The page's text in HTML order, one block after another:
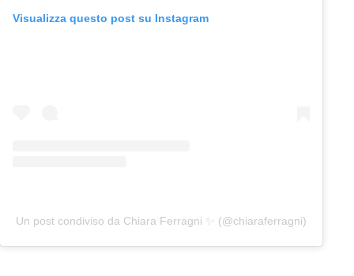
Visualizza questo post su Instagram
Un post condiviso da Chiara Ferragni ✨ (@chiaraferragni)